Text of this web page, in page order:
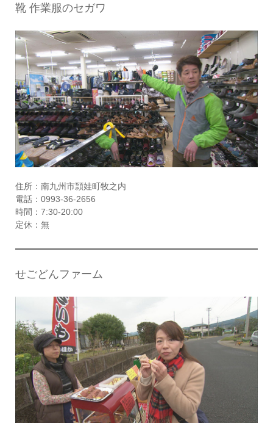
靴 作業服のセガワ
住所：南九州市頴娃町牧之内
電話：0993-36-2656
時間：7:30-20:00
定休：無
せごどんファーム